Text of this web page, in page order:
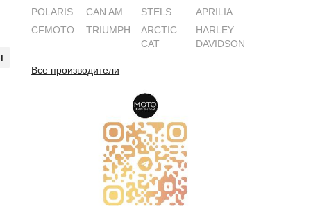
POLARIS
CAN AM STELS
APRILIA
CFMOTO
TRIUMPH
ARCTIC
CAT
HARLEY
DAVIDSON
Все производители